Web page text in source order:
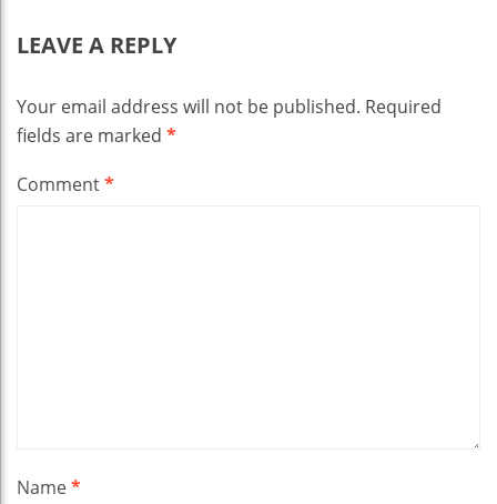
LEAVE A REPLY
Your email address will not be published. Required
fields are marked *
Comment*
Name*